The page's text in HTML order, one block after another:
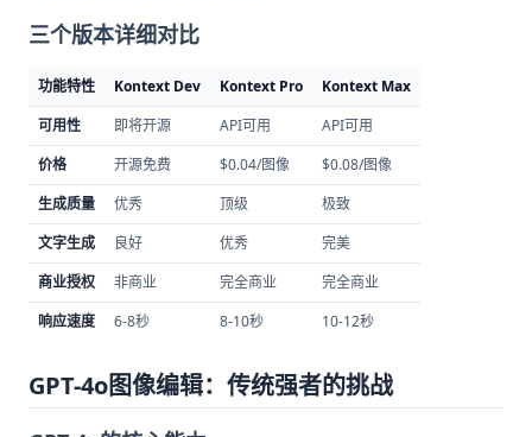
三个版本详细对比
功能特性 Kontext Dev Kontext Pro
Kontext Max
可用性
即将开源 API可用
API可用
价格
开源免费 $0.04/图像
$0.08/图像
生成质量
优秀 顶级
极致
文字生成
良好 优秀
完美
商业授权
非商业 完全商业
完全商业
响应速度
6-8秒 8-10秒 10-12秒
GPT-4o图像编辑：传统强者的挑战